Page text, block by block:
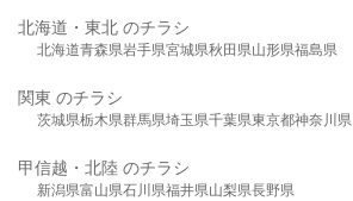
北海道・東北 のチラシ
北海道青森県岩手県宮城県秋田県山形県福島県
関東 のチラシ
茨城県栃木県群馬県埼玉県千葉県東京都神奈川県
甲信越・北陸 のチラシ
新潟県富山県石川県福井県山梨県長野県